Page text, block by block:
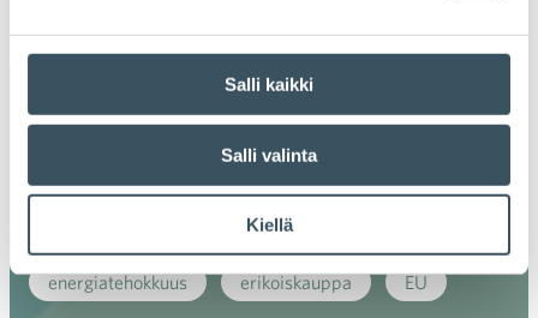
Salli kaikki
Salli valinta
Kiellä
Avainsanat
arvonlisävero digikauppa
digitaalisuus
energiatehokkuus erikoiskauppa EU